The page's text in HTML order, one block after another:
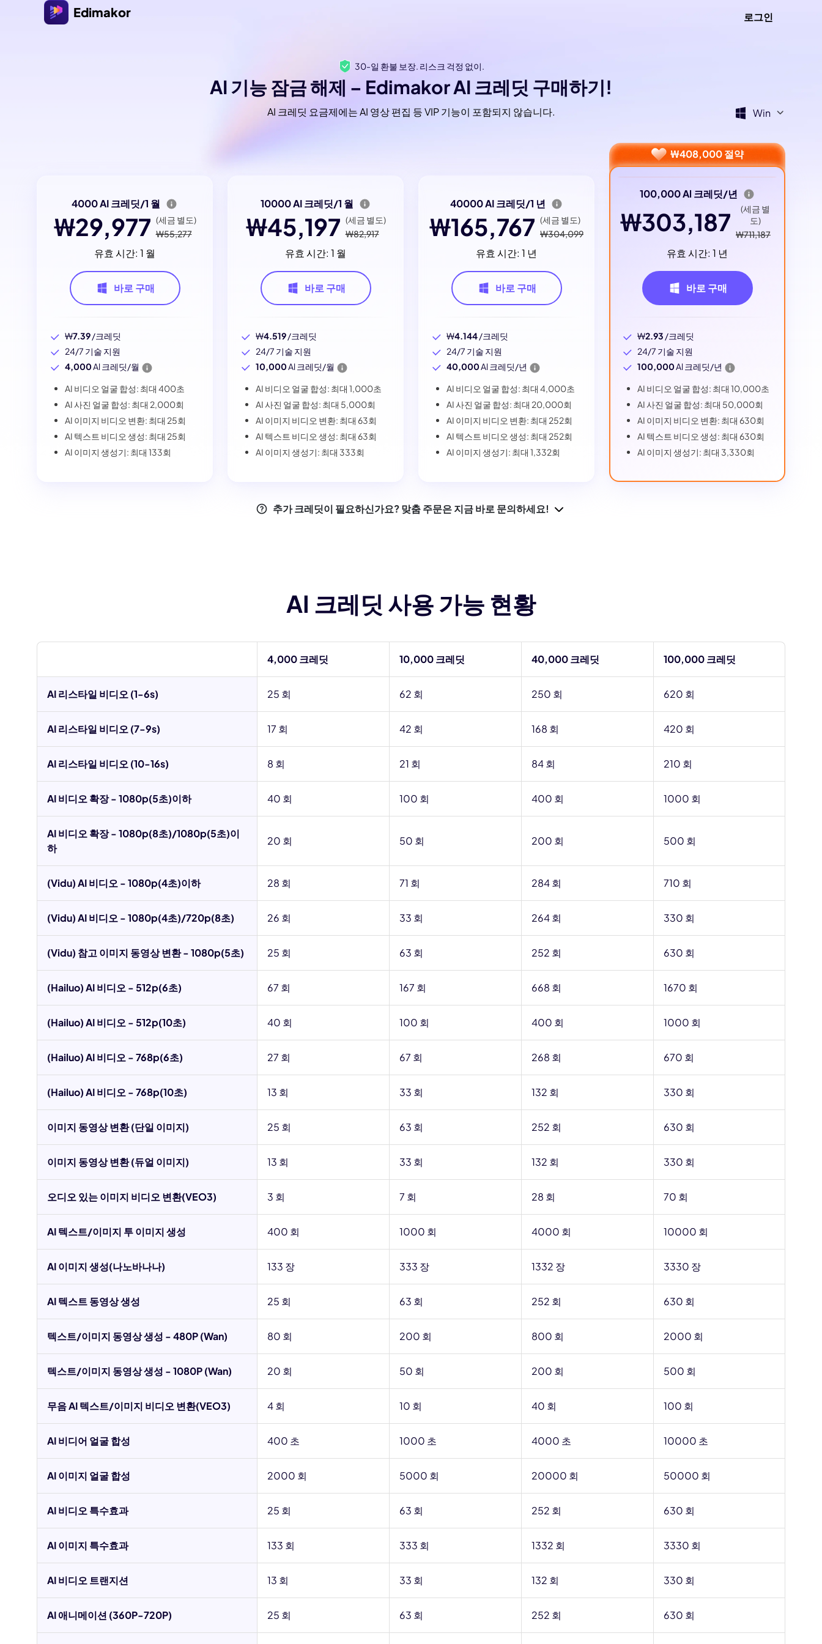
Edimakor 로그인
30-일 환불 보장. 리스크 걱정 없이.
AI 기능 잠금 해제 – Edimakor AI 크레딧 구매하기!
Win
AI 크레딧 요금제에는 AI 영상 편집 등 VIP 기능이 포함되지 않습니다.
4000 AI 크레딧/1 월
₩29,977 (세금 별도)
₩55,277
유효 시간: 1 월
바로 구매
₩7.39/크레딧
24/7 기술 지원
4,000Al 크레딧/월
AI 비디오 얼굴 합성: 최대 400초
AI 사진 얼굴 합성: 최대 2,000회
AI 이미지 비디오 변환: 최대 25회
AI 텍스트 비디오 생성: 최대 25회
AI 이미지 생성기: 최대 133회
10000 AI 크레딧/1 월
₩45,197 (세금 별도)
₩82,917
유효 시간: 1 월
바로 구매
₩4.519/크레딧
24/7 기술 지원
10,000Al 크레딧/월
AI 비디오 얼굴 합성: 최대 1,000초
AI 사진 얼굴 합성: 최대 5,000회
AI 이미지 비디오 변환: 최대 63회
AI 텍스트 비디오 생성: 최대 63회
AI 이미지 생성기: 최대 333회
40000 AI 크레딧/1 년
₩165,767 (세금 별도)
₩304,099
유효 시간: 1 년
바로 구매
₩4.144/크레딧
24/7 기술 지원
40,000Al 크레딧/년
AI 비디오 얼굴 합성: 최대 4,000초
AI 사진 얼굴 합성: 최대 20,000회
AI 이미지 비디오 변환: 최대 252회
AI 텍스트 비디오 생성: 최대 252회
AI 이미지 생성기: 최대 1,332회
₩408,000 절약
100,000 Al 크레딧/년
₩303,187
(세금 별
도)
₩711,187
유효 시간: 1 년
바로 구매
₩2.93 /크레딧
24/7 기술 지원
100,000Al 크레딧/년
AI 비디오 얼굴 합성: 최대 10,000초
AI 사진 얼굴 합성: 최대 50,000회
AI 이미지 비디오 변환: 최대 630회
AI 텍스트 비디오 생성: 최대 630회
AI 이미지 생성기: 최대 3,330회
추가 크레딧이 필요하신가요? 맞춤 주문은 지금 바로 문의하세요!
AI 크레딧 사용 가능 현황
4,000 크레딧 10,000 크레딧 40,000 크레딧 100,000 크레딧
AI 리스타일 비디오 (1-6s) 25 회 62 회 250 회 620 회
AI 리스타일 비디오 (7-9s) 17 회 42 회 168 회 420 회
AI 리스타일 비디오 (10-16s) 8 회 21 회 84 회 210 회
AI 비디오 확장 - 1080p(5초)이하 40 회 100 회 400 회 1000 회
AI 비디오 확장 - 1080p(8초)/1080p(5초)이
하
20 회 50 회 200 회 500 회
(Vidu) AI 비디오 - 1080p(4초)이하 28 회 71 회 284 회 710 회
(Vidu) AI 비디오 - 1080p(4초)/720p(8초) 26 회 33 회 264 회 330 회
(Vidu) 참고 이미지 동영상 변환 - 1080p(5초) 25 회 63 회 252 회 630 회
(Hailuo) AI 비디오 - 512p(6초) 67 회 167 회 668 회 1670 회
(Hailuo) AI 비디오 - 512p(10초) 40 회 100 회 400 회 1000 회
(Hailuo) AI 비디오 - 768p(6초) 27 회 67 회 268 회 670 회
(Hailuo) AI 비디오 - 768p(10초) 13 회 33 회 132 회 330 회
이미지 동영상 변환 (단일 이미지) 25 회 63 회 252 회 630 회
이미지 동영상 변환 (듀얼 이미지) 13 회 33 회 132 회 330 회
오디오 있는 이미지 비디오 변환(VEO3) 3 회 7 회 28 회 70 회
AI 텍스트/이미지 투 이미지 생성 400 회 1000 회 4000 회 10000 회
AI 이미지 생성(나노바나나) 133 장 333 장 1332 장 3330 장
AI 텍스트 동영상 생성 25 회 63 회 252 회 630 회
텍스트/이미지 동영상 생성 - 480P (Wan) 80 회 200 회 800 회 2000 회
텍스트/이미지 동영상 생성 - 1080P (Wan) 20 회 50 회 200 회 500 회
무음 AI 텍스트/이미지 비디오 변환(VEO3) 4 회 10 회 40 회 100 회
AI 비디어 얼굴 합성 400 초 1000 초 4000 초 10000 초
AI 이미지 얼굴 합성 2000 회 5000 회 20000 회 50000 회
AI 비디오 특수효과 25 회 63 회 252 회 630 회
AI 이미지 특수효과 133 회 333 회 1332 회 3330 회
AI 비디오 트랜지션 13 회 33 회 132 회 330 회
AI 애니메이션 (360P-720P) 25 회 63 회 252 회 630 회